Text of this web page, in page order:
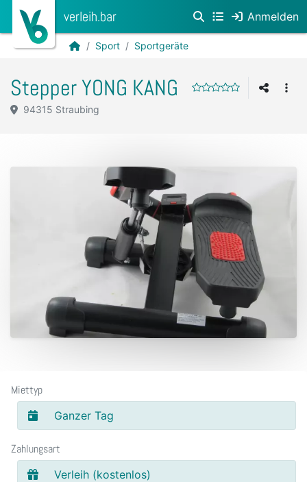
verleih.bar Anmelden
Sport Sportgeräte
Stepper YONG KANG
94315 Straubing
Miettyp
Ganzer Tag
Zahlungsart
Verleih (kostenlos)